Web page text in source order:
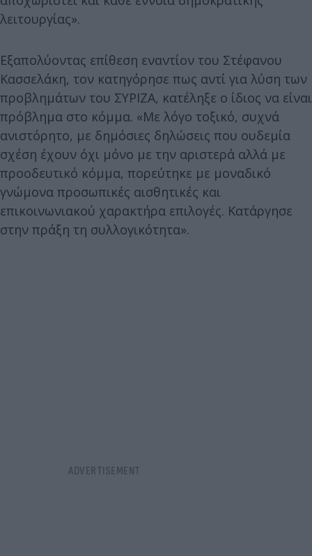
λειτουργίας».
Εξαπολύοντας επίθεση εναντίον του Στέφανου
Κασσελάκη, τον κατηγόρησε πως αντί για λύση των
προβλημάτων του ΣΥΡΙΖΑ, κατέληξε ο ίδιος να είναι
πρόβλημα στο κόμμα. «Με λόγο τοξικό, συχνά
ανιστόρητο, με δημόσιες δηλώσεις που ουδεμία
σχέση έχουν όχι μόνο με την αριστερά αλλά με
προοδευτικό κόμμα, πορεύτηκε με μοναδικό
γνώμονα προσωπικές αισθητικές και
επικοινωνιακού χαρακτήρα επιλογές. Κατάργησε
στην πράξη τη συλλογικότητα».